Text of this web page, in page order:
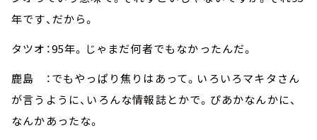
年です、だから。
タツオ：95年。じゃまだ何者でもなかったんだ。
鹿島 ：でもやっぱり焦りはあって。いろいろマキタさん
が言うように、いろんな情報誌とかで。ぴあかなんかに、
なんかあったな。